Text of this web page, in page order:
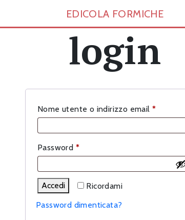
EDICOLA FORMICHE
login
Nome utente o indirizzo email *Richiesto
Password *Richiesto
Ricordami
Accedi
Password dimenticata?